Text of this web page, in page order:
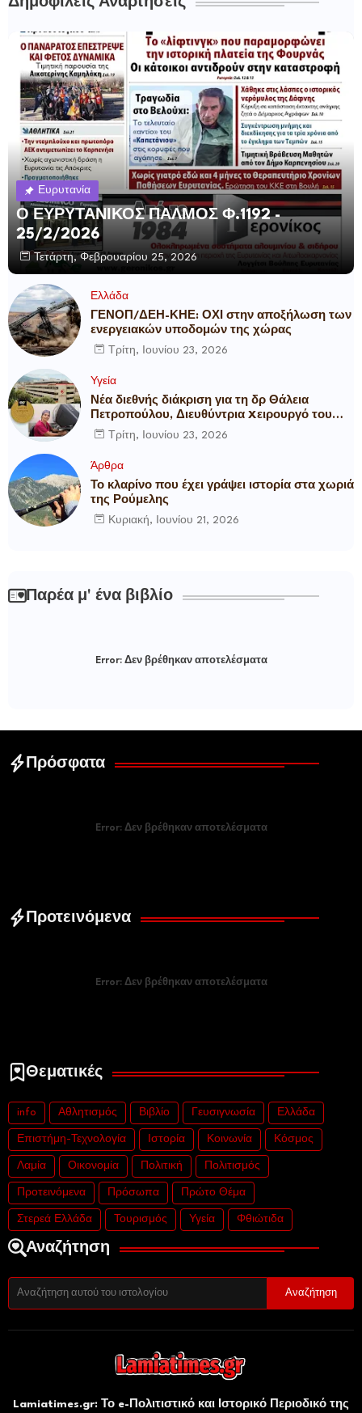
Ευρυτανία
Ο ΕΥΡΥΤΑΝΙΚΟΣ ΠΑΛΜΟΣ Φ.1192 -
25/2/2026
Τετάρτη, Φεβρουαρίου 25, 2026
Ελλάδα
ΓΕΝΟΠ/ΔΕΗ-ΚΗΕ: ΟΧΙ στην αποξήλωση των
ενεργειακών υποδομών της χώρας
Τρίτη, Ιουνίου 23, 2026
Υγεία
Νέα διεθνής διάκριση για τη δρ Θάλεια
Πετροπούλου, Διευθύντρια Xειρουργό του
Metropolitan General
Τρίτη, Ιουνίου 23, 2026
Άρθρα
Το κλαρίνο που έχει γράψει ιστορία στα χωριά
της Ρούμελης
Κυριακή, Ιουνίου 21, 2026
Παρέα μ' ένα βιβλίο
Error:Δεν βρέθηκαν αποτελέσματα
Πρόσφατα
Error:Δεν βρέθηκαν αποτελέσματα
Προτεινόμενα
Error:Δεν βρέθηκαν αποτελέσματα
Θεματικές
info Αθλητισμός Βιβλίο Γευσιγνωσία Ελλάδα
Επιστήμη-Τεχνολογία Ιστορία Κοινωνία Κόσμος
Λαμία Οικονομία Πολιτική Πολιτισμός
Προτεινόμενα Πρόσωπα Πρώτο Θέμα
Στερεά Ελλάδα Τουρισμός Υγεία Φθιώτιδα
Αναζήτηση
Lamiatimes.gr: Το e-Πολιτιστικό και Ιστορικό Περιοδικό της